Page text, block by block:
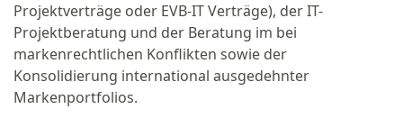
Projektverträge oder EVB-IT Verträge), der IT-
Projektberatung und der Beratung im bei
markenrechtlichen Konflikten sowie der
Konsolidierung international ausgedehnter
Markenportfolios.